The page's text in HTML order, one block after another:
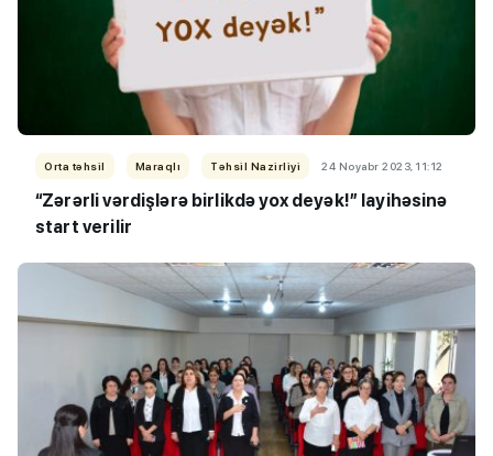
Orta təhsil Maraqlı Təhsil Nazirliyi 24 Noyabr 2023, 11:12
“Zərərli vərdişlərə birlikdə yox deyək!” layihəsinə
start verilir